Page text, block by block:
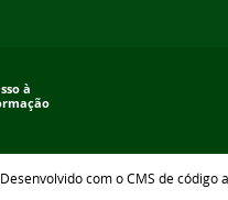
Desenvolvido com o CMS de código